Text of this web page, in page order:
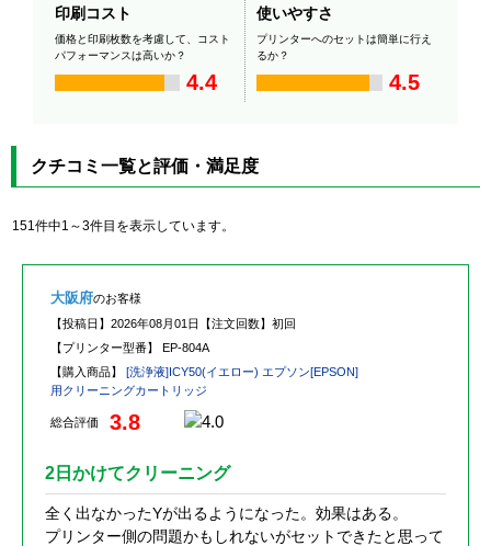
印刷コスト
価格と印刷枚数を考慮して、コスト
パフォーマンスは高いか？
4.4
使いやすさ
プリンターへのセットは簡単に行え
るか？
4.5
クチコミ一覧と評価・満足度
151件中1～3件目を表示しています。
大阪府のお客様
【投稿日】 2026年08月01日 【注文回数】 初回
【プリンター型番】 EP-804A
【購入商品】 [洗浄液]ICY50(イエロー) エプソン[EPSON]
用クリーニングカートリッジ
総合評価 3.8
2日かけてクリーニング
全く出なかったYが出るようになった。効果はある。
プリンター側の問題かもしれないがセットできたと思って